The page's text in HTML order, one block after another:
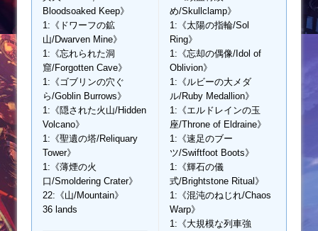
Bloodsoaked Keep》
1:《ドワーフの鉱
山/Dwarven Mine》
1:《忘れられた洞
窟/Forgotten Cave》
1:《ゴブリンの穴ぐ
ら/Goblin Burrows》
1:《隠された火山/Hidden
Volcano》
1:《聖遺の塔/Reliquary
Tower》
1:《薄煙の火
口/Smoldering Crater》
22:《山/Mountain》
36 lands
め/Skullclamp》
1:《太陽の指輪/Sol
Ring》
1:《忘却の偶像/Idol of
Oblivion》
1:《ルビーの大メダ
ル/Ruby Medallion》
1:《エルドレインの玉
座/Throne of Eldraine》
1:《速足のブー
ツ/Swiftfoot Boots》
1:《輝石の儀
式/Brightstone Ritual》
1:《混沌のねじれ/Chaos
Warp》
1:《大規模な列車強